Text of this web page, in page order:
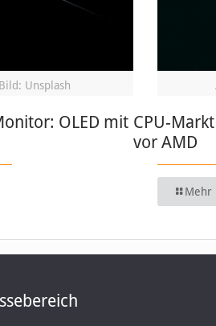
Unsplash
OLED mit CPU-
vor AMD
Mehr